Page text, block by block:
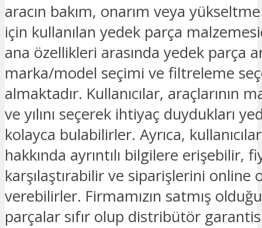
aracın bakım, onarım veya
için kullanılan yedek parça
ana özellikleri arasında yedek parça
marka/model seçimi ve filtreleme
almaktadır. Kullanıcılar, araçlarının
ve yılını seçerek ihtiyaç duydukları
kolayca bulabilirler. Ayrıca,
hakkında ayrıntılı bilgilere erişebilir,
karşılaştırabilir ve siparişlerini online
verebilirler. Firmamızın satmış
parçalar sıfır olup distribütör